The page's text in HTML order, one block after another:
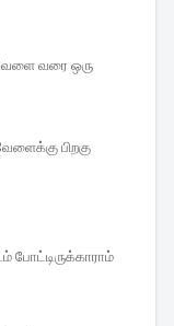
வரை ஒரு
பிறகு
போட்டிருக்காராம்